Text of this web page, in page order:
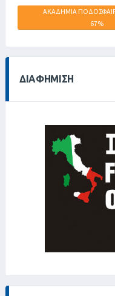
ΑΚΑΔΗΜΙΑ
67%
ΔΙΑΦΉΜΙΣΗ